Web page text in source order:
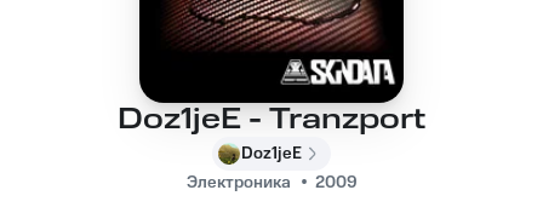
Doz1jeE - Tranzport
Doz1jeE
Электроника
2009